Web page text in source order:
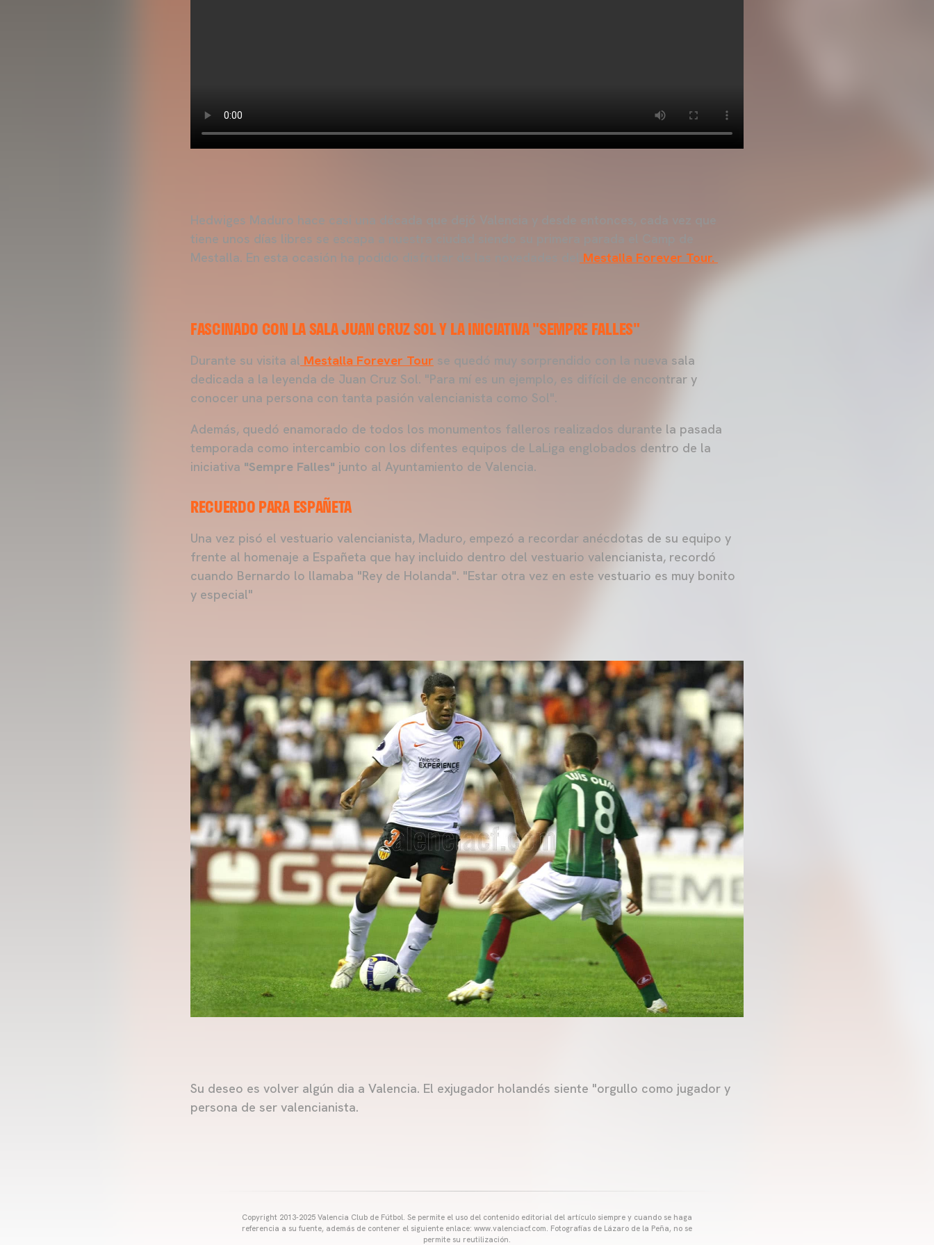
Hedwiges Maduro hace casi una década que dejó Valencia y desde entonces, cada vez que
tiene unos días libres se escapa a nuestra ciudad siendo su primera parada el Camp de
Mestalla. En esta ocasión ha podido disfrutar de las novedades del
Mestalla Forever Tour.
FASCINADO CON LA SALA JUAN CRUZ SOL Y LA INICIATIVA "SEMPRE FALLES"
Durante su visita al Mestalla Forever Tour se quedó muy sorprendido con la nueva sala
dedicada a la leyenda de Juan Cruz Sol. "Para mí es un ejemplo, es difícil de encontrar y
conocer una persona con tanta pasión valencianista como Sol".
Además, quedó enamorado de todos los monumentos falleros realizados durante la pasada
temporada como intercambio con los difentes equipos de LaLiga englobados dentro de la
iniciativa "Sempre Falles" junto al Ayuntamiento de Valencia.
RECUERDO PARA ESPAÑETA
Una vez pisó el vestuario valencianista, Maduro, empezó a recordar anécdotas de su equipo y
frente al homenaje a Españeta que hay incluido dentro del vestuario valencianista, recordó
cuando Bernardo lo llamaba "Rey de Holanda". "Estar otra vez en este vestuario es muy bonito
y especial"
Su deseo es volver algún dia a Valencia. El exjugador holandés siente "orgullo como jugador y
persona de ser valencianista.
Copyright 2013-2025 Valencia Club de Fútbol. Se permite el uso del contenido editorial del artículo siempre y cuando se haga
referencia a su fuente, además de contener el siguiente enlace: www.valenciacf.com. Fotografías de Lázaro de la Peña, no se
permite su reutilización.